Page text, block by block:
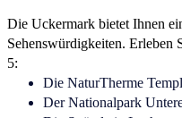
Die Uckermark bietet Ihnen
Sehenswürdigkeiten. Erleben
5:
Die NaturTherme
Der Nationalpark